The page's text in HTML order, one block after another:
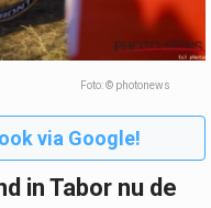
Foto: © photonews
via Google!
in Tabor nu de